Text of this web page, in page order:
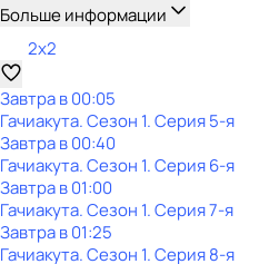
Больше информации
2x2
Завтра в 00:05
Гачиакута. Сезон 1. Серия 5-я
Завтра в 00:40
Гачиакута. Сезон 1. Серия 6-я
Завтра в 01:00
Гачиакута. Сезон 1. Серия 7-я
Завтра в 01:25
Гачиакута. Сезон 1. Серия 8-я